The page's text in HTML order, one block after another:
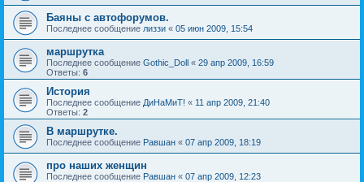
Баяны с автофорумов.
Последнее сообщение лиззи « 05 июн 2009, 15:54
маршрутка
Последнее сообщение Gothic_Doll « 29 апр 2009, 16:59
Ответы: 6
История
Последнее сообщение ДиНаМиТ! « 11 апр 2009, 21:40
Ответы: 2
В маршрутке.
Последнее сообщение Равшан « 07 апр 2009, 18:19
про наших женщин
Последнее сообщение Равшан « 07 апр 2009, 12:23